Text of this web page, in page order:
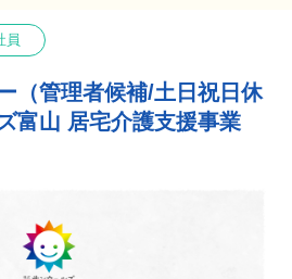
目12番45号
感が湧いてきた
ども聞けて
像できた
く迷っていたけど
分かって不安が軽くなった
説明など
報も聞けた
情報もお伝えします！
や特徴はココ！
くても大丈夫な理由は
員
（管理者候補/土日祝日休
富山 居宅介護支援事業